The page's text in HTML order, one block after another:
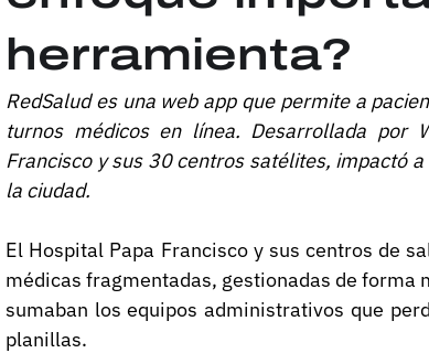
herramienta?
RedSalud es una web app que permite a
turnos médicos en línea. Desarrollada por
Francisco y sus 30 centros satélites, impactó
la ciudad.
El Hospital Papa Francisco y sus centros de
médicas fragmentadas, gestionadas de forma
sumaban los equipos administrativos que
planillas.